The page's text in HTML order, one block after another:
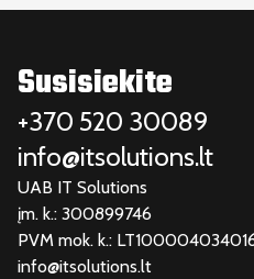
Susisiekite
+370 520 30089
info@itsolutions.lt
UAB IT Solutions
įm. k.: 300899746
PVM mok. k.:
info@itsolutions.lt